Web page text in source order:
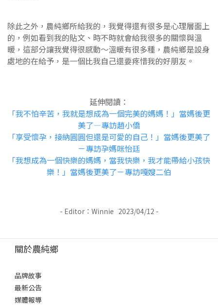
除此之外，農純鄉所給我的，我覺得還有很多是心理層面上
的，例如看到我的貼文、時不時就會給我很多的關懷與溫
暖，這部分讓我覺得很感動～溫暖有很多種，農純鄉是設身
處地的在給予，是一個比我自己還要疼惜我的好朋友。
延伸閱讀：
「我不怕辛苦，我就是想成為一個完美的媽媽！」當媽後更
美了—專訪趙小僑
「享受懷孕，接納圓圓但還是可愛的自己！」當媽後更美了
－專訪孕媽咪怡廷
「我想成為一個快樂的媽媽，當我快樂，我才能帶給小孩快
樂！」當媽後更美了－專訪嘎嫂二伯
- Editor：Winnie 2023/04/12 -
關於農純鄉
品牌故事
最新公告
媒體報導